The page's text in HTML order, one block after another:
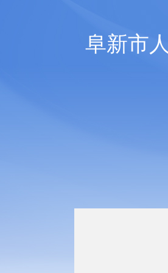
阜新市